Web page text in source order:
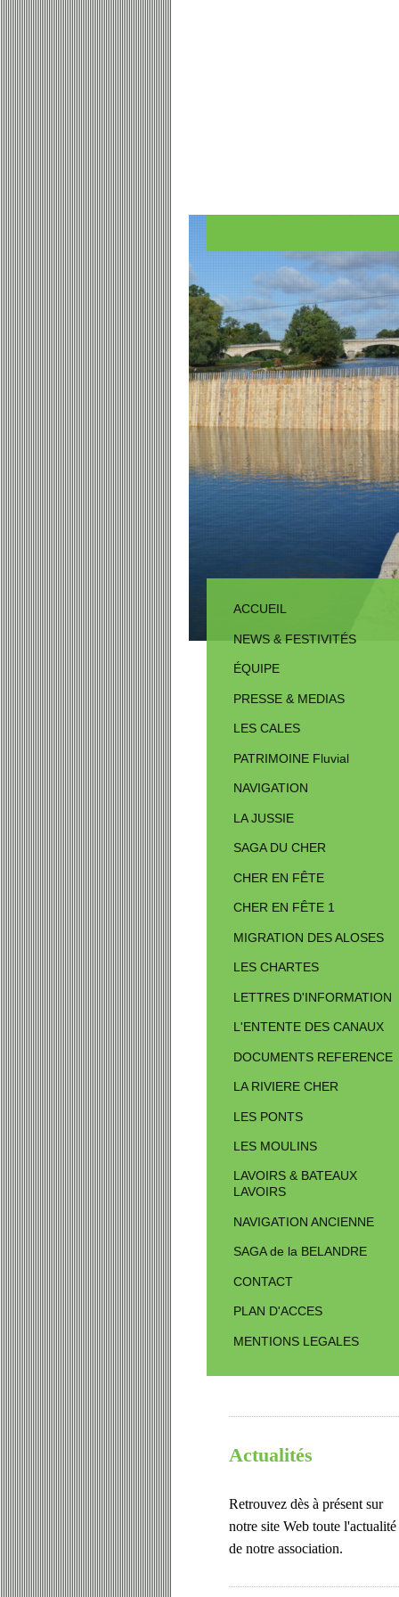
ACCUEIL
NEWS & FESTIVITÉS
ÉQUIPE
PRESSE & MEDIAS
LES CALES
PATRIMOINE Fluvial
NAVIGATION
LA JUSSIE
SAGA DU CHER
CHER EN FÊTE
CHER EN FÊTE 1
MIGRATION DES ALOSES
LES CHARTES
LETTRES D'INFORMATION
L'ENTENTE DES CANAUX
DOCUMENTS REFERENCE
LA RIVIERE CHER
LES PONTS
LES MOULINS
LAVOIRS & BATEAUX
LAVOIRS
NAVIGATION ANCIENNE
SAGA de la BELANDRE
CONTACT
PLAN D'ACCES
MENTIONS LEGALES
Actualités
Retrouvez dès à présent sur
notre site Web toute l'actualité
de notre association.